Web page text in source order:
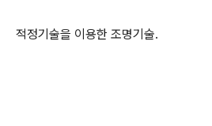
적정기술을 이용한 조명기술.